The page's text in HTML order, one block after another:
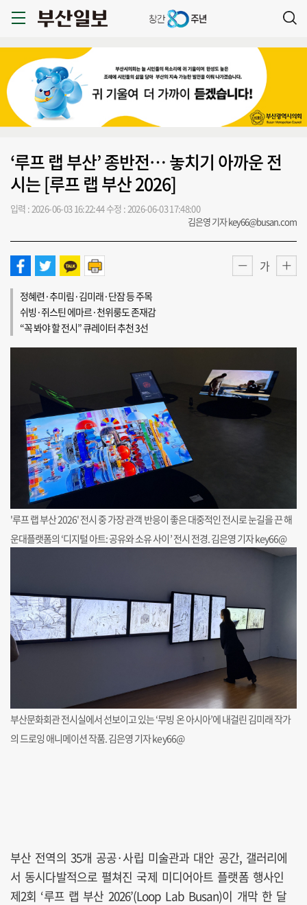
‘루프 랩 부산’ 종반전… 놓치기 아까운 전
시는 [루프 랩 부산 2026]
입력 : 2026-06-03 16:22:44수정 : 2026-06-03 17:48:00
김은영 기자 key66@busan.com
가
정혜련·추미림·김미래·단잠 등 주목
쉬빙·쥐스틴 에마르·천위룽도 존재감
“꼭 봐야 할 전시” 큐레이터 추천 3선
'루프 랩 부산 2026' 전시 중 가장 관객 반응이 좋은 대중적인 전시로 눈길을 끈 해
운대플랫폼의 ‘디지털 아트: 공유와 소유 사이’ 전시 전경. 김은영 기자 key66@
부산문화회관 전시실에서 선보이고 있는 ‘무빙 온 아시아’에 내걸린 김미래 작가
의 드로잉 애니메이션 작품. 김은영 기자 key66@
부산 전역의 35개 공공·사립 미술관과 대안 공간, 갤러리에
서 동시다발적으로 펼쳐진 국제 미디어아트 플랫폼 행사인
제2회 ‘루프 랩 부산 2026’(Loop Lab Busan)이 개막 한 달